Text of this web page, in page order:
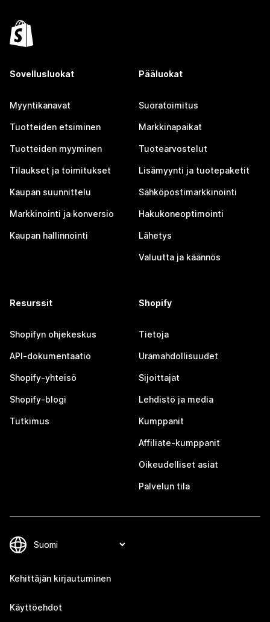
Sovellusluokat
Myyntikanavat
Tuotteiden etsiminen
Tuotteiden myyminen
Tilaukset ja toimitukset
Kaupan suunnittelu
Markkinointi ja konversio
Kaupan hallinnointi
Pääluokat
Suoratoimitus
Markkinapaikat
Tuotearvostelut
Lisämyynti ja tuotepaketit
Sähköpostimarkkinointi
Hakukoneoptimointi
Lähetys
Valuutta ja käännös
Resurssit
Shopifyn ohjekeskus
API-dokumentaatio
Shopify-yhteisö
Shopify-blogi
Tutkimus
Shopify
Tietoja
Uramahdollisuudet
Sijoittajat
Lehdistö ja media
Kumppanit
Affiliate-kumppanit
Oikeudelliset asiat
Palvelun tila
Kehittäjän kirjautuminen
Käyttöehdot